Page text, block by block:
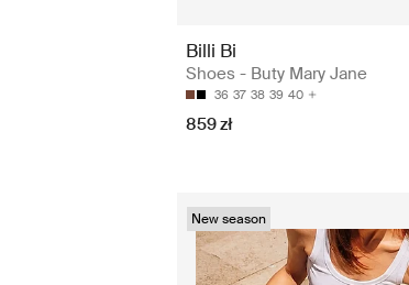
Billi Bi
Shoes - Buty Mary Jane
36 37 38 39 40
859 zł
New season